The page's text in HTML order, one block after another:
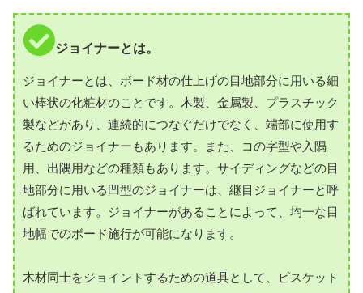
ジョイナーとは。
ジョイナーとは、ボード材の仕上げの目地部分に用いる細
い棒状の化粧材のことです。木製、金属製、プラスチック
製などがあり、連続的につなぐだけでなく、端部に使用す
るためのジョイナーもあります。また、コの字型や入隅
用、出隅用などの種類もあります。サイディングなどの目
地部分に用いる凹型のジョイナーは、継目ジョイナーと呼
ばれています。ジョイナーがあることによって、均一な目
地幅でのボード施行が可能になります。
木材同士をジョイントするための道具として、ビスケット